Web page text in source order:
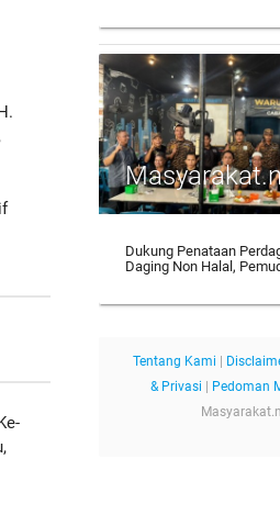
Dukung Penataan
Daging Non Halal,
Tentang Kami
& Privasi
Pedoman